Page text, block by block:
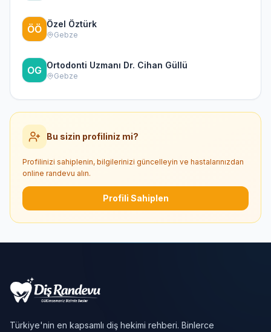
Özel Öztürk
Gebze
Ortodonti Uzmanı Dr. Cihan Güllü
Gebze
Bu sizin profiliniz mi?
Profilinizi sahiplenin, bilgilerinizi güncelleyin ve hastalarınızdan
online randevu alın.
Profili Sahiplen
Türkiye'nin en kapsamlı diş hekimi rehberi. Binlerce